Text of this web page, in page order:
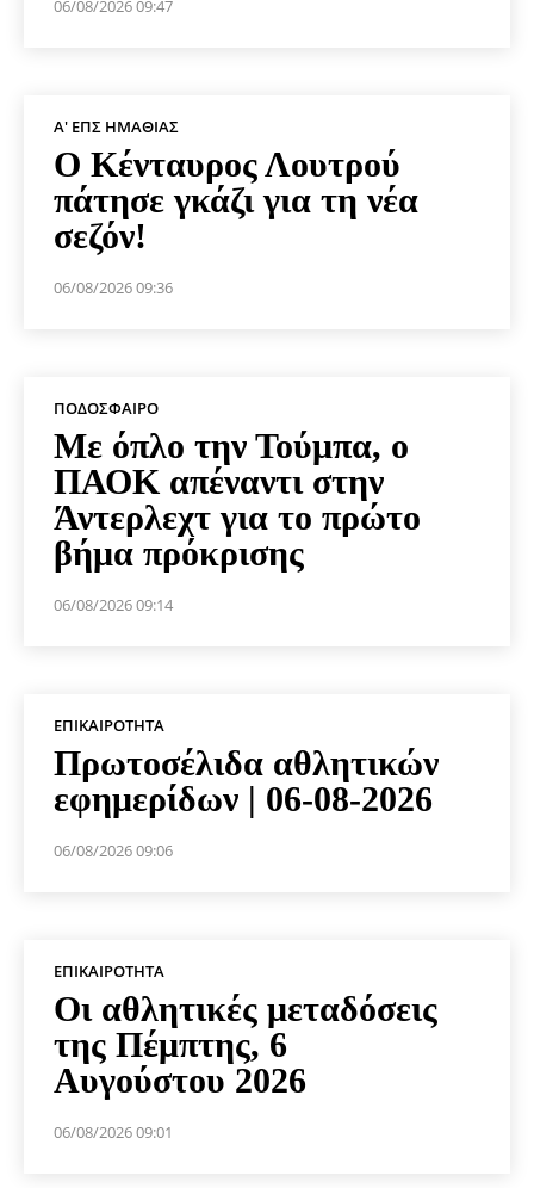
06/08/2026 09:47
Α' ΕΠΣ ΗΜΑΘΊΑΣ
Ο Κένταυρος Λουτρού
πάτησε γκάζι για τη νέα
σεζόν!
06/08/2026 09:36
ΠΟΔΌΣΦΑΙΡΟ
Με όπλο την Τούμπα, ο
ΠΑΟΚ απέναντι στην
Άντερλεχτ για το πρώτο
βήμα πρόκρισης
06/08/2026 09:14
ΕΠΙΚΑΙΡΌΤΗΤΑ
Πρωτοσέλιδα αθλητικών
εφημερίδων | 06-08-2026
06/08/2026 09:06
ΕΠΙΚΑΙΡΌΤΗΤΑ
Οι αθλητικές μεταδόσεις
της Πέμπτης, 6
Αυγούστου 2026
06/08/2026 09:01